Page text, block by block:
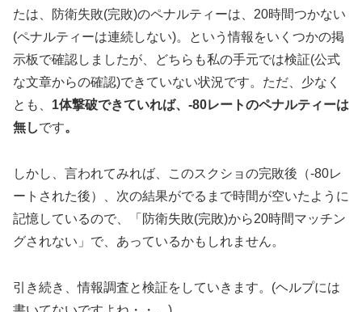
たは、防衛失敗(完敗)のペナルティーは、20時間つかない
(ペナルティーは連続しない)。という情報をいくつかの掲
示板で確認しましたが、どちらも私の手元では検証(公式
な文章からの確認)できていない状況です。ただ、少なく
とも、 1体撃破できていれば、-80レートのペナルティーは
無しです。
しかし、言われてみれば、このスクショの完敗後（-80レ
ートされた後）、次の結果がでるまで時間が空いたように
記憶しているので、「防衛失敗(完敗)から20時間マッチン
グされない」で、あっているかもしれません。
引き続き、情報調査と検証をしていきます。(ヘルプには